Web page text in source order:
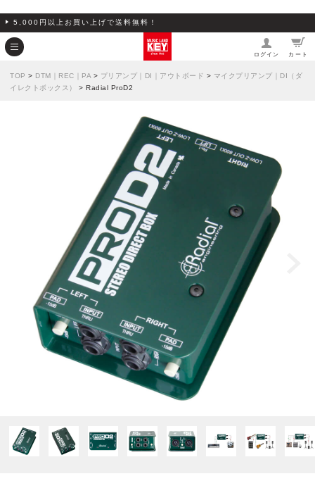
5,000円以上お買い上げで送料無料！
ログイン カート
TOP > DTM｜REC｜PA > プリアンプ｜DI｜アウトボード > マイクプリアンプ｜DI（ダ
イレクトボックス）
> Radial ProD2